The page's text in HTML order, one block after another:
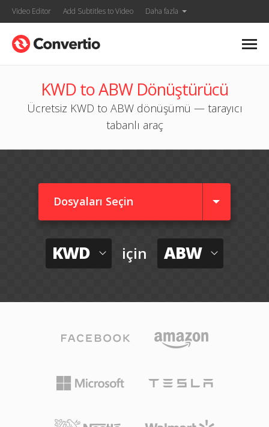
Video Editor Add Subtitles to Video Daha fazla
KWD to ABW Dönüştürücü
Ücretsiz KWD to ABW dönüşümü — tarayıcı
tabanlı araç
Dosyaları Seçin
KWD için ABW